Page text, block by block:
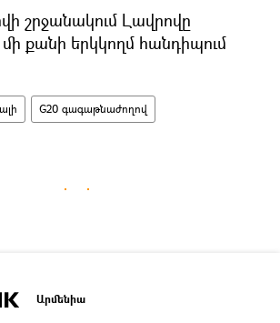
շրջանակում Լավրովը
քանի երկկողմ հանդիպում
G20 գագաթնաժողով
Արմենիա